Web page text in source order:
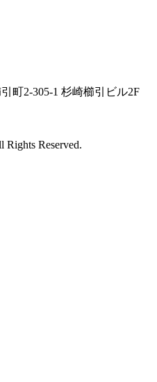
町2-305-1 杉崎櫛引ビル2F
Rights Reserved.